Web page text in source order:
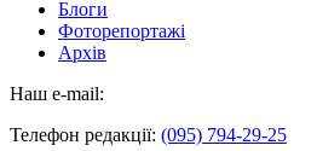
Блоги
Фоторепортажі
Архів
Наш e-mail:
Телефон редакції: (095) 794-29-25